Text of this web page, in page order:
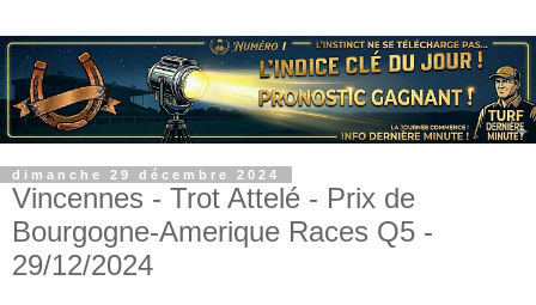
dimanche 29 décembre 2024
Vincennes - Trot Attelé - Prix de
Bourgogne-Amerique Races Q5 -
29/12/2024